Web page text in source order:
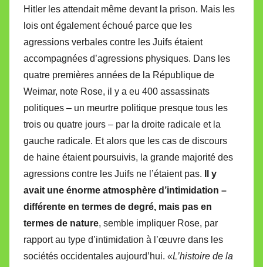
Hitler les attendait même devant la prison. Mais les
lois ont également échoué parce que les
agressions verbales contre les Juifs étaient
accompagnées d’agressions physiques. Dans les
quatre premières années de la République de
Weimar, note Rose, il y a eu 400 assassinats
politiques – un meurtre politique presque tous les
trois ou quatre jours – par la droite radicale et la
gauche radicale. Et alors que les cas de discours
de haine étaient poursuivis, la grande majorité des
agressions contre les Juifs ne l’étaient pas.
Il y
avait une énorme atmosphère d’intimidation –
différente en termes de degré, mais pas en
termes de nature, semble impliquer Rose, par
rapport au type d’intimidation à l’œuvre dans les
sociétés occidentales aujourd’hui. «L’histoire de la